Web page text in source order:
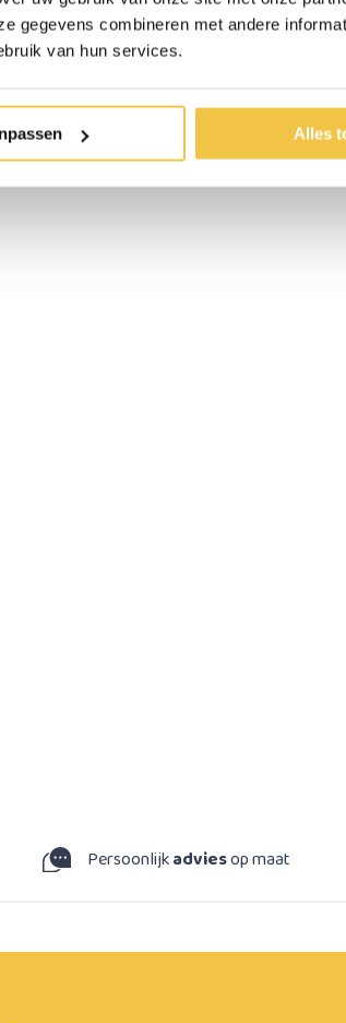
gegevens combineren met andere
van hun services.
Alles
Persoonlijkadviesop maat